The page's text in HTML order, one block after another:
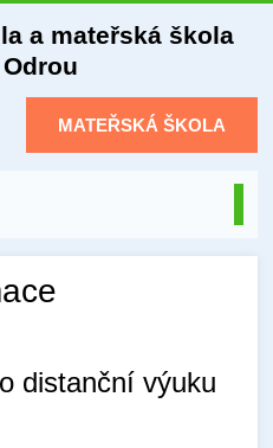
a mateřská škola
MATEŘSKÁ ŠKOLA
distanční výuku